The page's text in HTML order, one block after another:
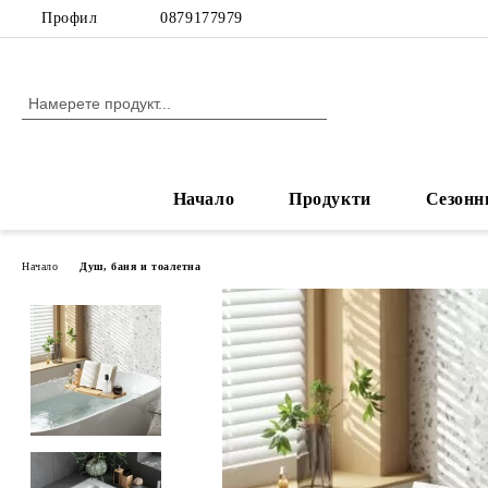
Профил 0879177979
Начало Продукти
Начало Душ, баня и тоалетна